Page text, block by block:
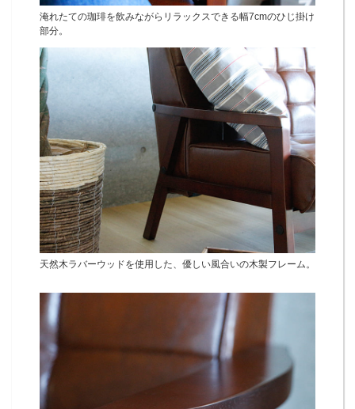
淹れたての珈琲を飲みながらリラックスできる幅7cmのひじ掛け
部分。
天然木ラバーウッドを使用した、優しい風合いの木製フレーム。